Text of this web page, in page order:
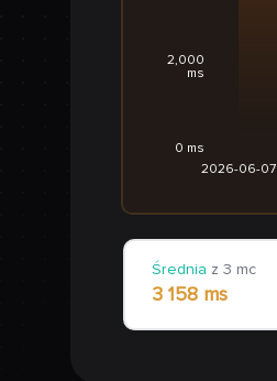
2026-06-07
0 ms
2,000
ms
Średnia z 3 mc
3 158 ms